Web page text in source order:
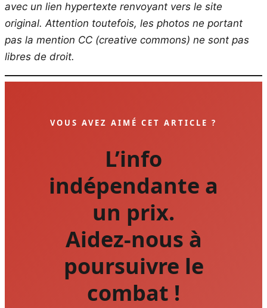
avec un lien hypertexte renvoyant vers le site
original. Attention toutefois, les photos ne portant
pas la mention CC (creative commons) ne sont pas
libres de droit.
VOUS AVEZ AIMÉ CET ARTICLE ?
L’info
indépendante a
un prix.
Aidez-nous à
poursuivre le
combat !